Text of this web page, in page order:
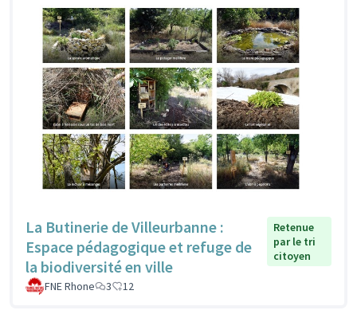
La Butinerie de Villeurbanne :
Espace pédagogique et refuge de
la biodiversité en ville
Retenue
par le tri
citoyen
FNE Rhone 3 12